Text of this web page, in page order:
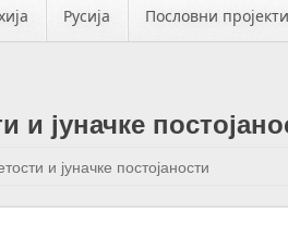
Русија Пословни пројекти
јуначке
и јуначке постојаности